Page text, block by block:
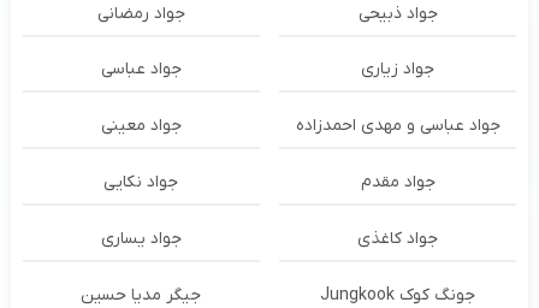
جواد ذبیحی جواد رمضانی
جواد زیاری جواد عباسی
جواد عباسی و مهدی احمدزاده جواد معینی
جواد مقدم جواد نکایی
جواد کاغذی جواد یساری
جونگ کوک Jungkook جیگر مدیا حسین